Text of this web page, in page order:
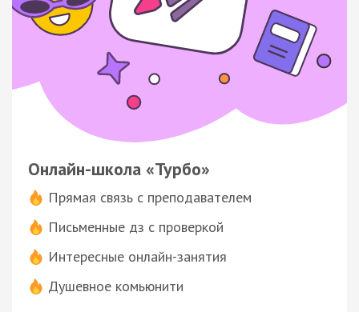
Онлайн-школа «Турбо»
Прямая связь с преподавателем
Письменные дз с проверкой
Интересные онлайн-занятия
Душевное комьюнити